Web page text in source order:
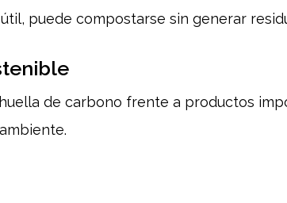
puede compostarse sin generar
de carbono frente a productos